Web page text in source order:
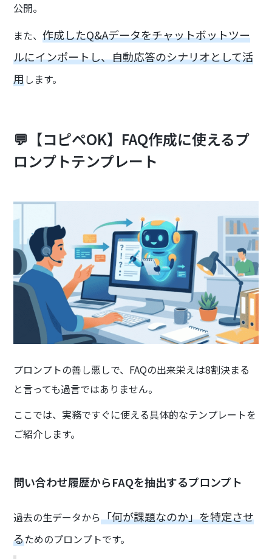
公開。
また、作成したQ&Aデータをチャットボットツー
ルにインポートし、自動応答のシナリオとして活
用します。
💬【コピペOK】FAQ作成に使えるプ
ロンプトテンプレート
プロンプトの善し悪しで、FAQの出来栄えは8割決まる
と言っても過言ではありません。
ここでは、実務ですぐに使える具体的なテンプレートを
ご紹介します。
問い合わせ履歴からFAQを抽出するプロンプト
過去の生データから「何が課題なのか」を特定させ
るためのプロンプトです。